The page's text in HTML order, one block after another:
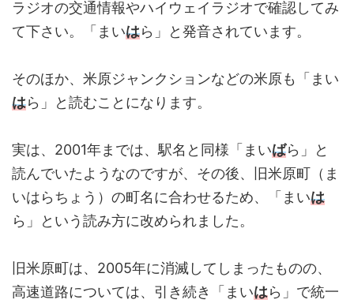
ラジオの交通情報やハイウェイラジオで確認してみ
て下さい。「まいはら」と発音されています。
そのほか、米原ジャンクションなどの米原も「まい
はら」と読むことになります。
実は、2001年までは、駅名と同様「まいばら」と
読んでいたようなのですが、その後、旧米原町（ま
いはらちょう）の町名に合わせるため、「まいは
ら」という読み方に改められました。
旧米原町は、2005年に消滅してしまったものの、
高速道路については、引き続き「まいはら」で統一